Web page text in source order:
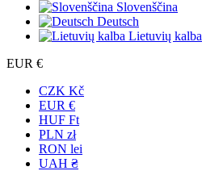
Slovenščina
Deutsch
Lietuvių kalba
EUR €
CZK Kč
EUR €
HUF Ft
PLN zł
RON lei
UAH ₴